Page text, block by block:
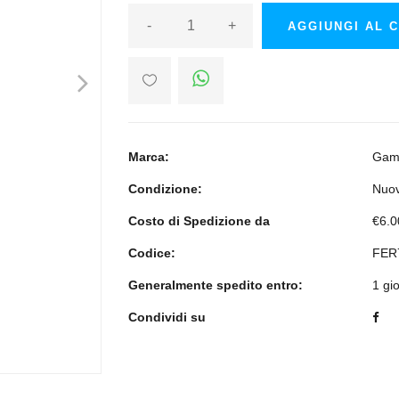
>
- + AGGIUNGI AL
Marca:
Condizione:
Costo di Spedizione da
Codice:
Generalmente spedito entro: 1
Condividi su